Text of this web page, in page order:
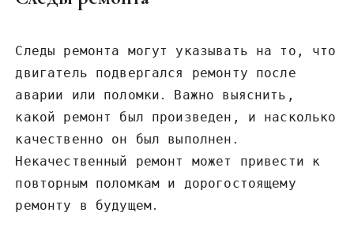
Следы ремонта могут указывать на то‚ что
двигатель подвергался ремонту после
аварии или поломки․ Важно выяснить‚
какой ремонт был произведен‚ и насколько
качественно он был выполнен․
Некачественный ремонт может привести к
повторным поломкам и дорогостоящему
ремонту в будущем․